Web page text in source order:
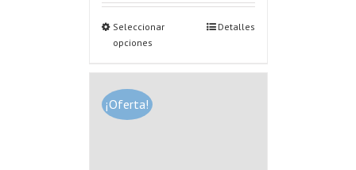
Seleccionar
opciones
Detalles
¡Oferta!